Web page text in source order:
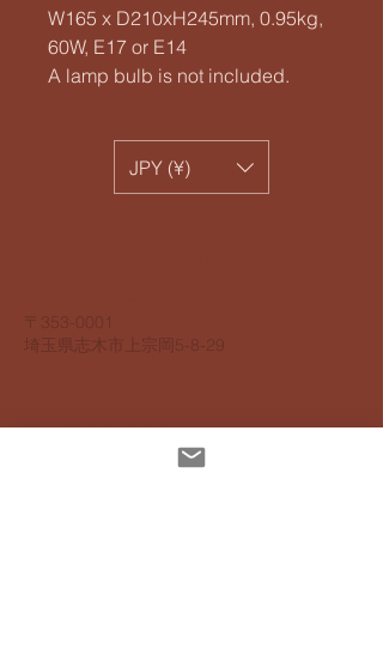
W165 x D210xH245mm, 0.95kg,
60W, E17 or E14
A lamp bulb is not included.
JPY (¥)
​〒353-0001
​埼玉県志木市上宗岡5-8-29
個人情報保護指針
アクセスビリティ指針